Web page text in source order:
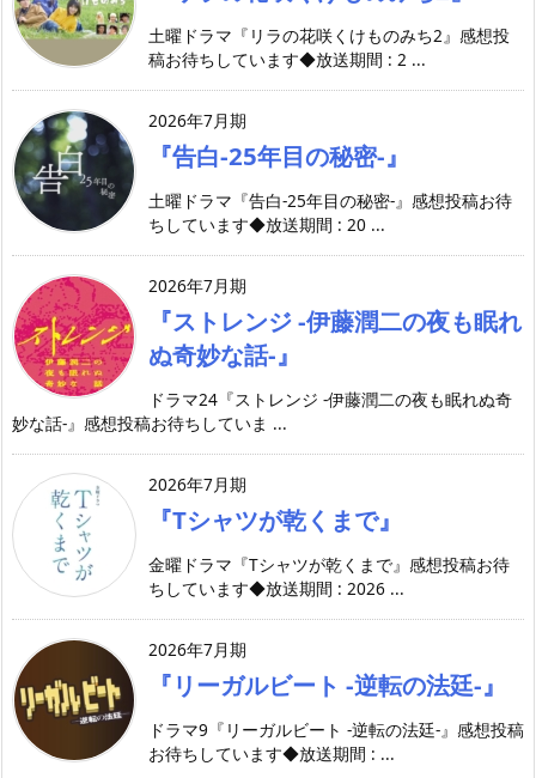
土曜ドラマ『リラの花咲くけものみち2』感想投
稿お待ちしています◆放送期間 : 2 ...
2026年7月期
『告白-25年目の秘密-』
土曜ドラマ『告白-25年目の秘密-』感想投稿お待
ちしています◆放送期間 : 20 ...
2026年7月期
『ストレンジ -伊藤潤二の夜も眠れ
ぬ奇妙な話-』
ドラマ24『ストレンジ -伊藤潤二の夜も眠れぬ奇
妙な話-』感想投稿お待ちしていま ...
2026年7月期
『Tシャツが乾くまで』
金曜ドラマ『Tシャツが乾くまで』感想投稿お待
ちしています◆放送期間 : 2026 ...
2026年7月期
『リーガルビート -逆転の法廷-』
ドラマ9『リーガルビート -逆転の法廷-』感想投稿
お待ちしています◆放送期間 : ...